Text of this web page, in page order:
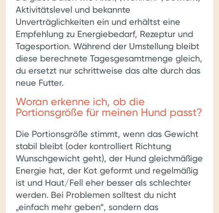
Aktivitätslevel und bekannte
Unverträglichkeiten ein und erhältst eine
Empfehlung zu Energiebedarf, Rezeptur und
Tagesportion. Während der Umstellung bleibt
diese berechnete Tagesgesamtmenge gleich,
du ersetzt nur schrittweise das alte durch das
neue Futter.
Woran erkenne ich, ob die
Portionsgröße für meinen Hund passt?
Die Portionsgröße stimmt, wenn das Gewicht
stabil bleibt (oder kontrolliert Richtung
Wunschgewicht geht), der Hund gleichmäßige
Energie hat, der Kot geformt und regelmäßig
ist und Haut/Fell eher besser als schlechter
werden. Bei Problemen solltest du nicht
„einfach mehr geben“, sondern das